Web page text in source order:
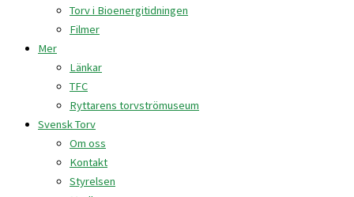
Torv i Bioenergitidningen
Filmer
Mer
Länkar
TFC
Ryttarens torvströmuseum
Svensk Torv
Om oss
Kontakt
Styrelsen